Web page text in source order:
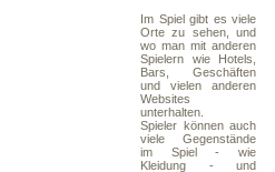
Im Spiel gibt es viele
Orte zu sehen, und
wo man mit anderen
Spielern wie Hotels,
Bars, Geschäften
und vielen anderen
Websites
unterhalten.
Spieler können auch
viele Gegenstände
im Spiel - wie
Kleidung - und